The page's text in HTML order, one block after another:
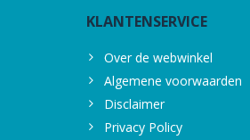
KLANTENSERVICE
Over de webwinkel
Algemene voorwaarden
Disclaimer
Privacy Policy